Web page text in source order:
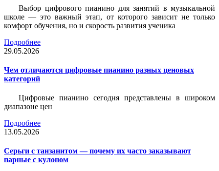
Выбор цифрового пианино для занятий в музыкальной
школе — это важный этап, от которого зависит не только
комфорт обучения, но и скорость развития ученика
Подробнее
29.05.2026
Чем отличаются цифровые пианино разных ценовых
категорий
Цифровые пианино сегодня представлены в широком
диапазоне цен
Подробнее
13.05.2026
Серьги с танзанитом — почему их часто заказывают
парные с кулоном